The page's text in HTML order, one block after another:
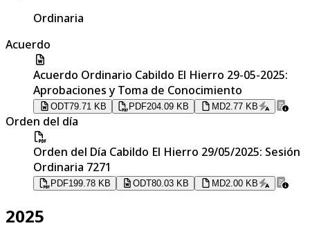
Ordinaria
Acuerdo
Acuerdo Ordinario Cabildo El Hierro 29-05-2025:
Aprobaciones y Toma de Conocimiento
ODT79.71 KB PDF204.09 KB MD2.77 KB
Orden del día
Orden del Día Cabildo El Hierro 29/05/2025: Sesión
Ordinaria 7271
PDF199.78 KB ODT80.03 KB MD2.00 KB
2025